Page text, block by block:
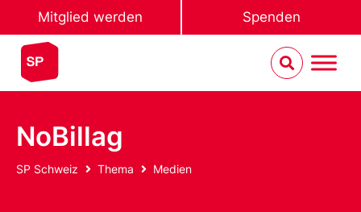
Mitglied werden Spenden
NoBillag
SP Schweiz Thema Medien